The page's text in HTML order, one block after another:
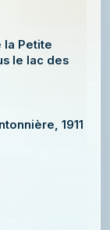
la Petite
le lac des
1911